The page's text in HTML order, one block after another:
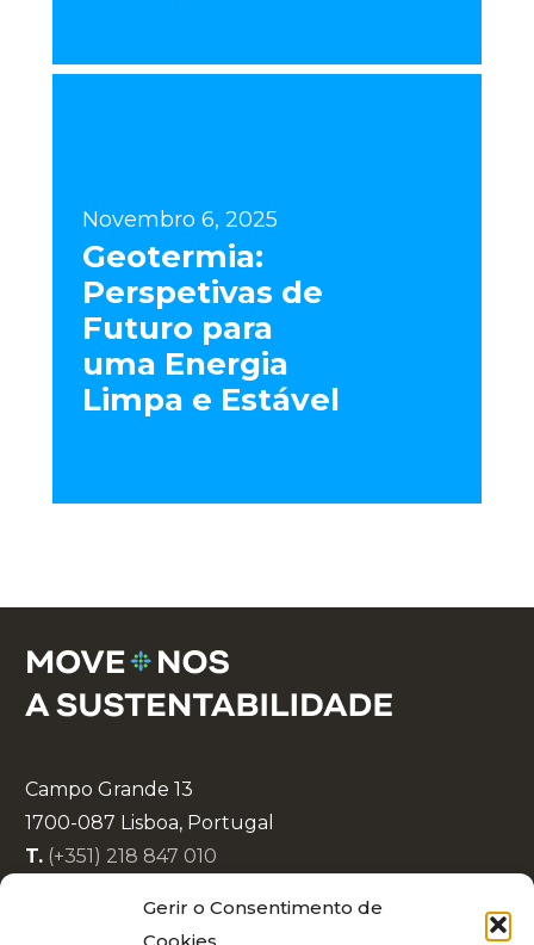
Gerir o Consentimento de
Novembro 6, 2025
Geotermia:
Perspetivas de
Futuro para
uma Energia
Limpa e Estável
Campo Grande 13
1700-087 Lisboa, Portugal
T. (+351) 218 847 010